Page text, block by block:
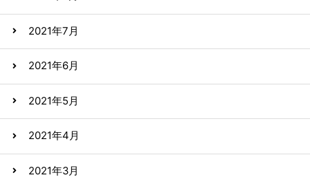
2021年7月
2021年6月
2021年5月
2021年4月
2021年3月